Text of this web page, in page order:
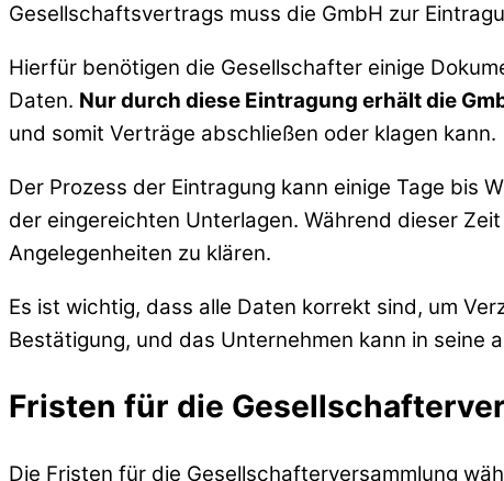
Gesellschaftsvertrags muss die GmbH zur
Hierfür benötigen die Gesellschafter einige
Daten. Nur durch diese Eintragung erhält die
und somit Verträge abschließen oder klagen kann.
Der Prozess der Eintragung kann einige Tage bis
der eingereichten Unterlagen. Während dieser
Angelegenheiten zu klären.
Es ist wichtig, dass alle Daten korrekt sind, um
Bestätigung, und das Unternehmen kann in seine
Fristen für die
Die Fristen für die Gesellschafterversammlung